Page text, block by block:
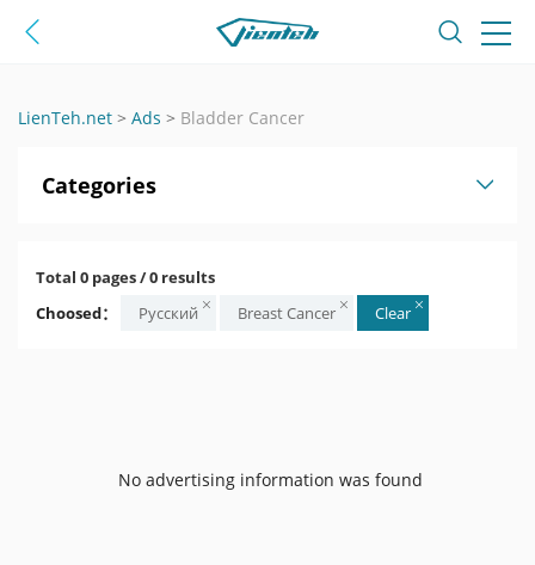
LienTeh.net > Ads > Bladder Cancer
Categories
Total 0 pages / 0 results
Choosed：
Русский Breast Cancer Clear
No advertising information was found